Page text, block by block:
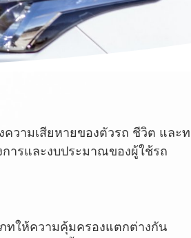
ความเสียหายของตัวรถ ชีวิต และ
ารและงบประมาณของผู้ใช้รถ
ทให้ความคุ้มครองแตกต่างกัน